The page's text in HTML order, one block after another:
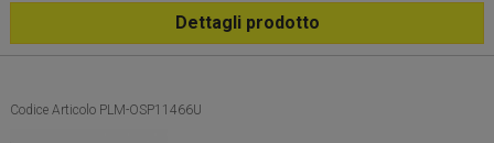
Dettagli prodotto
Codice Articolo PLM-OSP11466U